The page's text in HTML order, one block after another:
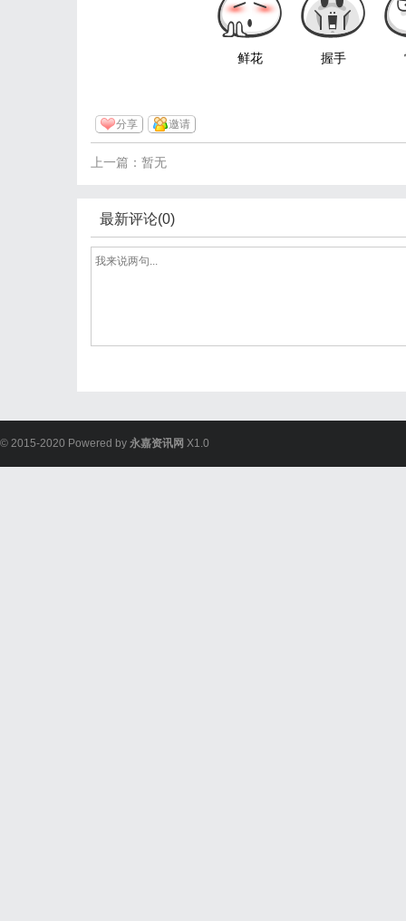
鲜花 握手
分享 邀请
上一篇：暂无
最新评论(0)
© 2015-2020 Powered by 永嘉资讯网 X1.0